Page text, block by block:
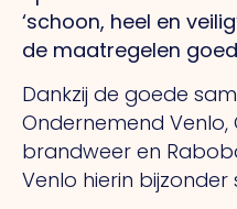
‘schoon, heel en
de maatregelen
Dankzij de goede
Ondernemend Venlo,
brandweer en
Venlo hierin bijzonder